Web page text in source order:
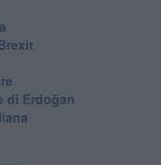
di Erdoğan